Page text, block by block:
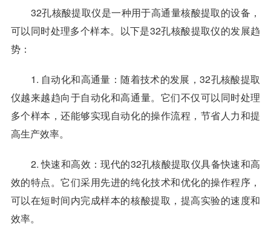
32孔核酸提取仪是一种用于高通量核酸提取的设备，
可以同时处理多个样本。以下是32孔核酸提取仪的发展趋
势：
1. 自动化和高通量：随着技术的发展，32孔核酸提取
仪越来越趋向于自动化和高通量。它们不仅可以同时处理
多个样本，还能够实现自动化的操作流程，节省人力和提
高生产效率。
2. 快速和高效：现代的32孔核酸提取仪具备快速和高
效的特点。它们采用先进的纯化技术和优化的操作程序，
可以在短时间内完成样本的核酸提取，提高实验的速度和
效率。